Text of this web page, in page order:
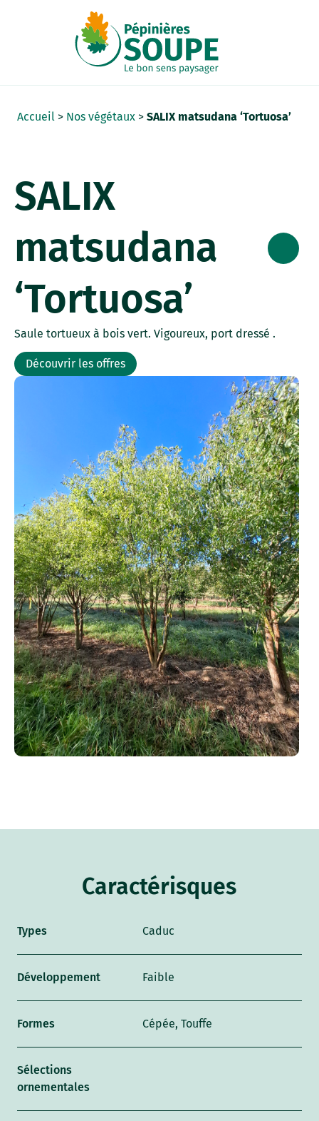
Accueil > Nos végétaux >SALIX matsudana ‘Tortuosa’
SALIX
matsudana
‘Tortuosa’
Saule tortueux à bois vert. Vigoureux, port dressé .
Découvrir les offres
Caractérisques
Types Caduc
Développement Faible
Formes Cépée, Touffe
Sélections
ornementales